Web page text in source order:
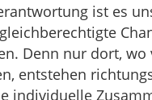
ist es
Denn nur dort,
entstehen
individuelle